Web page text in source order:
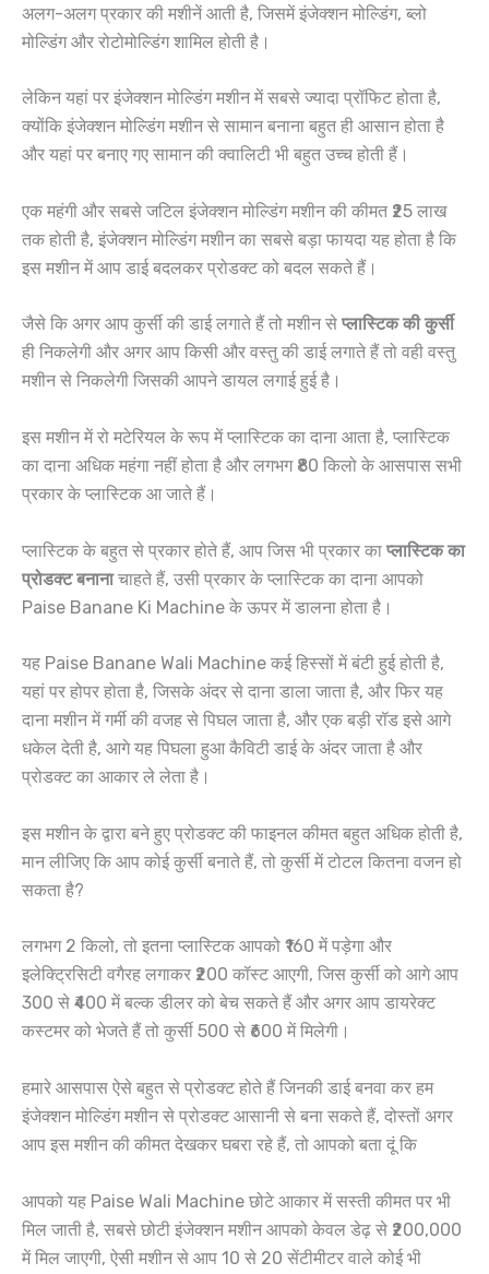
अलग-अलग प्रकार की मशीनें आती है, जिसमें इंजेक्शन मोल्डिंग, ब्लो
मोल्डिंग और रोटोमोल्डिंग शामिल होती है।
लेकिन यहां पर इंजेक्शन मोल्डिंग मशीन में सबसे ज्यादा प्रॉफिट होता है,
क्योंकि इंजेक्शन मोल्डिंग मशीन से सामान बनाना बहुत ही आसान होता है
और यहां पर बनाए गए सामान की क्वालिटी भी बहुत उच्च होती हैं।
एक महंगी और सबसे जटिल इंजेक्शन मोल्डिंग मशीन की कीमत ₹25 लाख
तक होती है, इंजेक्शन मोल्डिंग मशीन का सबसे बड़ा फायदा यह होता है कि
इस मशीन में आप डाई बदलकर प्रोडक्ट को बदल सकते हैं।
जैसे कि अगर आप कुर्सी की डाई लगाते हैं तो मशीन से प्लास्टिक की कुर्सी
ही निकलेगी और अगर आप किसी और वस्तु की डाई लगाते हैं तो वही वस्तु
मशीन से निकलेगी जिसकी आपने डायल लगाई हुई है।
इस मशीन में रो मटेरियल के रूप में प्लास्टिक का दाना आता है, प्लास्टिक
का दाना अधिक महंगा नहीं होता है और लगभग ₹80 किलो के आसपास सभी
प्रकार के प्लास्टिक आ जाते हैं।
प्लास्टिक के बहुत से प्रकार होते हैं, आप जिस भी प्रकार का प्लास्टिक का
प्रोडक्ट बनानाचाहते हैं, उसी प्रकार के प्लास्टिक का दाना आपको
Paise Banane Ki Machine के ऊपर में डालना होता है।
यह Paise Banane Wali Machine कई हिस्सों में बंटी हुई होती है,
यहां पर होपर होता है, जिसके अंदर से दाना डाला जाता है, और फिर यह
दाना मशीन में गर्मी की वजह से पिघल जाता है, और एक बड़ी रॉड इसे आगे
धकेल देती है, आगे यह पिघला हुआ कैविटी डाई के अंदर जाता है और
प्रोडक्ट का आकार ले लेता है।
इस मशीन के द्वारा बने हुए प्रोडक्ट की फाइनल कीमत बहुत अधिक होती है,
मान लीजिए कि आप कोई कुर्सी बनाते हैं, तो कुर्सी में टोटल कितना वजन हो
सकता है?
लगभग 2 किलो, तो इतना प्लास्टिक आपको ₹160 में पड़ेगा और
इलेक्ट्रिसिटी वगैरह लगाकर ₹200 कॉस्ट आएगी, जिस कुर्सी को आगे आप
300 से ₹400 में बल्क डीलर को बेच सकते हैं और अगर आप डायरेक्ट
कस्टमर को भेजते हैं तो कुर्सी 500 से ₹600 में मिलेगी।
हमारे आसपास ऐसे बहुत से प्रोडक्ट होते हैं जिनकी डाई बनवा कर हम
इंजेक्शन मोल्डिंग मशीन से प्रोडक्ट आसानी से बना सकते हैं, दोस्तों अगर
आप इस मशीन की कीमत देखकर घबरा रहे हैं, तो आपको बता दूं कि
आपको यह Paise Wali Machine छोटे आकार में सस्ती कीमत पर भी
मिल जाती है, सबसे छोटी इंजेक्शन मशीन आपको केवल डेढ़ से ₹200,000
में मिल जाएगी, ऐसी मशीन से आप 10 से 20 सेंटीमीटर वाले कोई भी